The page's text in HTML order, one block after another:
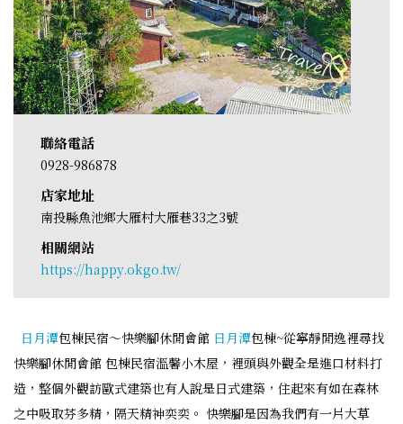
聯絡電話
0928-986878
店家地址
南投縣魚池鄉大雁村大雁巷33之3號
相關網站
https://happy.okgo.tw/
日月潭包棟民宿～快樂腳休閒會館 日月潭包棟~從寧靜閒逸裡尋找
快樂腳休閒會館 包棟民宿溫馨小木屋，裡頭與外觀全是進口材料打
造，整個外觀訪歐式建築也有人說是日式建築，住起來有如在森林
之中吸取芬多精，隔天精神奕奕。 快樂腳是因為我們有一片大草